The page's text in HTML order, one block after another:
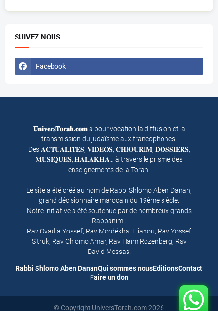
SUIVEZ NOUS
Facebook
𝐔𝐧𝐢𝐯𝐞𝐫𝐬𝐓𝐨𝐫𝐚𝐡.𝐜𝐨𝐦a pour vocation la diffusion et la
transmission du judaïsme aux francophones.
Des 𝐀𝐂𝐓𝐔𝐀𝐋𝐈𝐓𝐄𝐒, 𝐕𝐈𝐃𝐄𝐎𝐒, 𝐂𝐇𝐈𝐎𝐔𝐑𝐈𝐌, 𝐃𝐎𝐒𝐒𝐈𝐄𝐑𝐒,
𝐌𝐔𝐒𝐈𝐐𝐔𝐄𝐒, 𝐇𝐀𝐋𝐀𝐊𝐇𝐀… à travers le prisme des
enseignements de la Torah.
Le site a été créé au nom de Rabbi Shlomo Aben Danan,
grand décisionnaire marocain du 19ème siècle.
Notre initiative a été soutenue par de nombreux grands
Rabbanim :
Rav Ovadia Yossef, Rav Mordékhaï Eliahou, Rav Yossef
Sitruk, Rav Chlomo Amar, Rav Haïm Rozenberg, Rav
David Messas.
Rabbi Shlomo Aben DananQui sommes nousEditionsContact
Faire un don
© Copyright UniversTorah.com 2026